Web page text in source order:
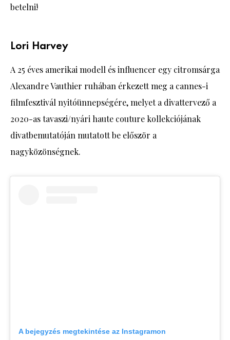
betelni!
Lori Harvey
A 25 éves amerikai modell és influencer egy citromsárga
Alexandre Vauthier ruhában érkezett meg a cannes-i
filmfesztivál nyitóünnepségére, melyet a divattervező a
2020-as tavaszi/nyári haute couture kollekciójának
divatbemutatóján mutatott be először a
nagyközönségnek.
A bejegyzés megtekintése az Instagramon